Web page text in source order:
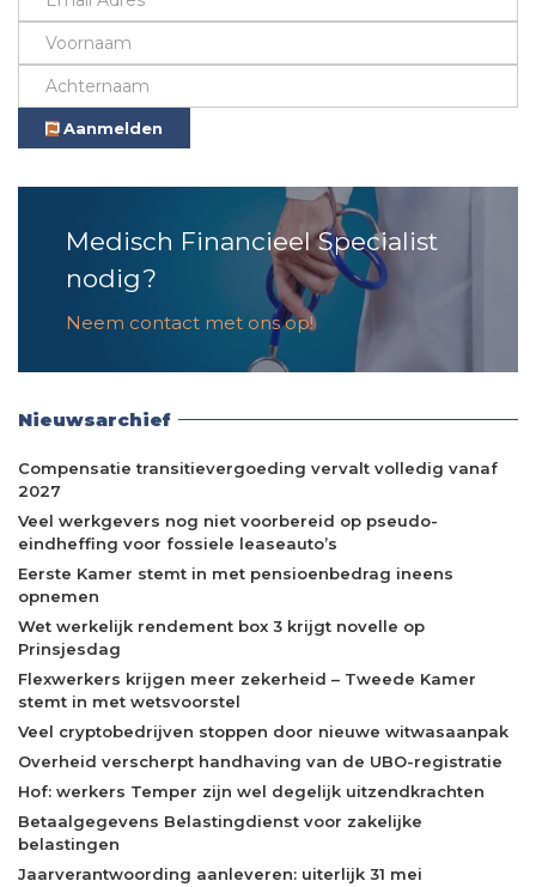
Aanmelden
Medisch Financieel Specialist
nodig?
Neem contact met ons op!
Nieuwsarchief
Compensatie transitievergoeding vervalt volledig vanaf
2027
Veel werkgevers nog niet voorbereid op pseudo-
eindheffing voor fossiele leaseauto’s
Eerste Kamer stemt in met pensioenbedrag ineens
opnemen
Wet werkelijk rendement box 3 krijgt novelle op
Prinsjesdag
Flexwerkers krijgen meer zekerheid – Tweede Kamer
stemt in met wetsvoorstel
Veel cryptobedrijven stoppen door nieuwe witwasaanpak
Overheid verscherpt handhaving van de UBO-registratie
Hof: werkers Temper zijn wel degelijk uitzendkrachten
Betaalgegevens Belastingdienst voor zakelijke
belastingen
Jaarverantwoording aanleveren: uiterlijk 31 mei